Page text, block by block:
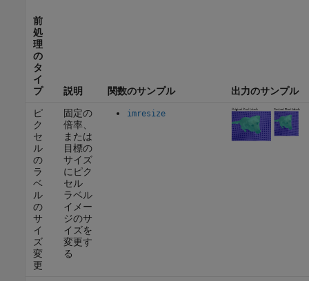
前
処
理
の
タ
イ
プ
説明 関数のサンプル
出力のサンプル
ピ
ク
セ
ル
の
ラ
ベ
ル
の
サ
イ
ズ
変
更
固定の
倍率、
または
目標の
サイズ
にピク
セル
ラベル
イメー
ジのサ
イズを
変更す
る
imresize